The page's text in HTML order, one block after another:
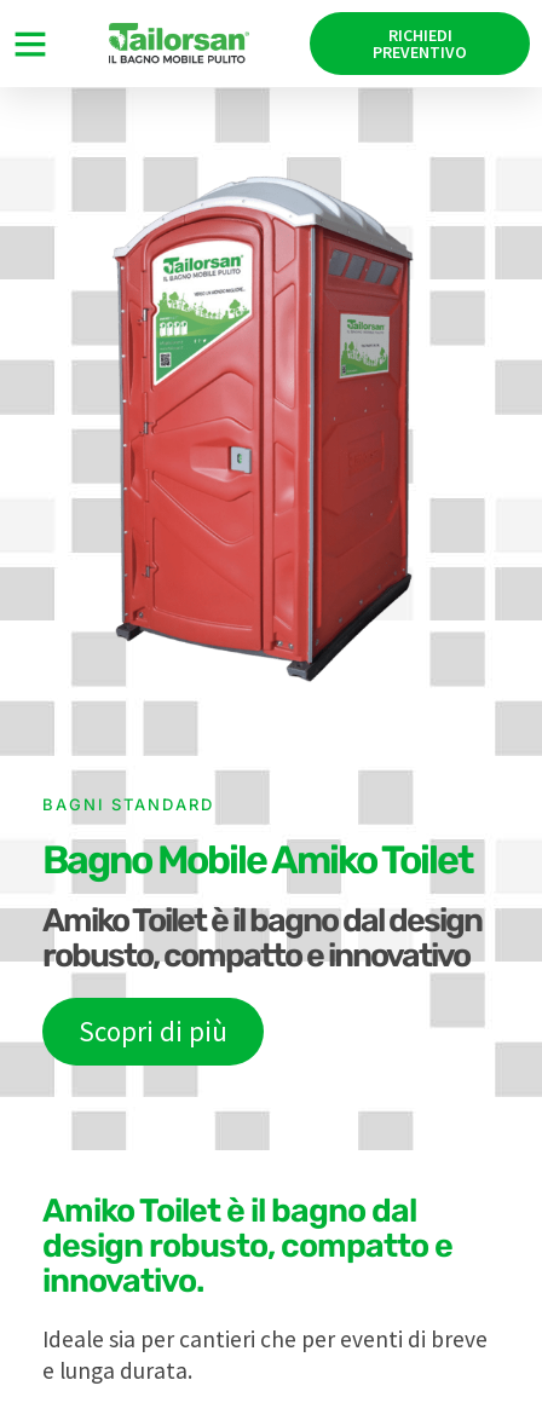
RICHIEDI
PREVENTIVO
BAGNI STANDARD
Bagno Mobile Amiko Toilet
Amiko Toilet è il bagno dal design
robusto, compatto e innovativo
Scopri di più
Amiko Toilet è il bagno dal
design robusto, compatto e
innovativo.
Ideale sia per cantieri che per eventi di breve
e lunga durata.